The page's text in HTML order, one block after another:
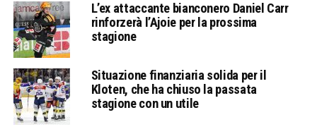
L’ex attaccante bianconero Daniel Carr
rinforzerà l’Ajoie per la prossima
stagione
Situazione finanziaria solida per il
Kloten, che ha chiuso la passata
stagione con un utile